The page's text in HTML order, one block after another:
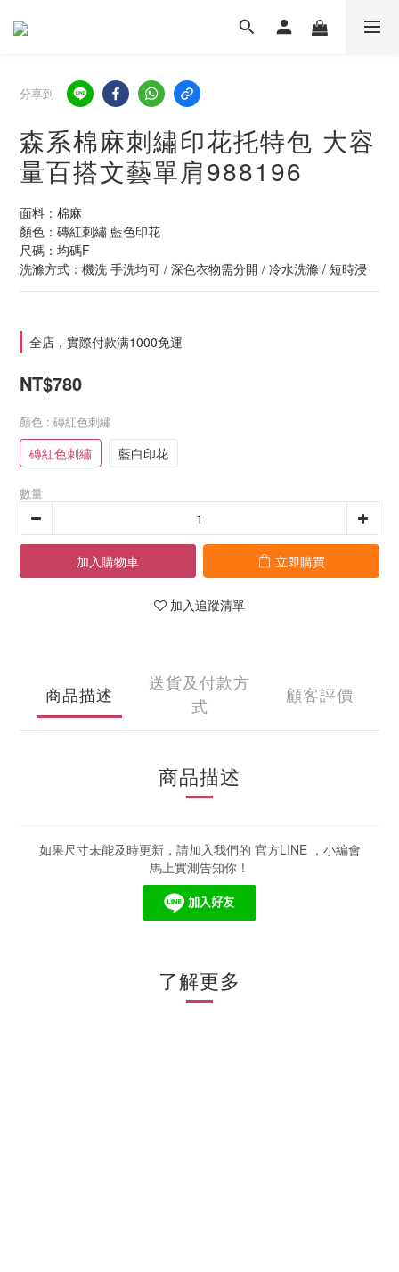
分享到
森系棉麻刺繡印花托特包 大容
量百搭文藝單肩988196
面料：棉麻
顏色：磚紅刺繡 藍色印花
尺碼：均碼F
洗滌方式：機洗 手洗均可 / 深色衣物需分開 / 冷水洗滌 / 短時浸
全店，實際付款满1000免運
NT$780
顏色 : 磚紅色刺繡
磚紅色刺繡 藍白印花
數量
加入購物車 立即購買
加入追蹤清單
商品描述
送貨及付款方
式
顧客評價
商品描述
如果尺寸未能及時更新，請加入我們的 官方LINE ，小編會
馬上實測告知你！
了解更多